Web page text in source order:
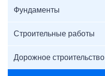
Фундаменты
Строительные работы
Дорожное строительство